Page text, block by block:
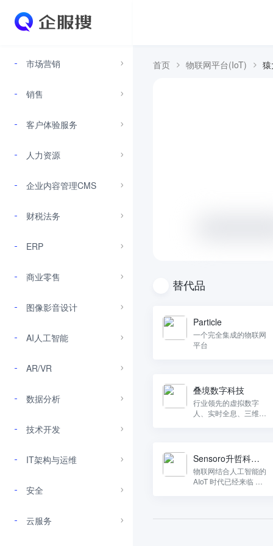
市场营销
销售
客户体验服务
人力资源
企业内容管理CMS
财税法务
ERP
商业零售
图像影音设计
AI人工智能
AR/VR
数据分析
技术开发
IT架构与运维
安全
云服务
首页 物联网平台(IoT)
替代品
Particle
一个完全集成的物联网
平台
叠境数字科技
行业领先的虚拟数字
人、实时全息、三维重
市行业提供三维智能视
觉解决方案。
Sensoro升哲科技-
人工智能与机器视
觉
物联网结合人工智能的
AIoT 时代已经来临 我